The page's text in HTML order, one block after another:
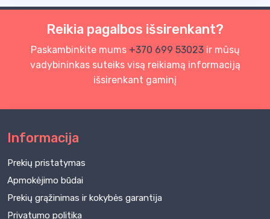
Reikia pagalbos išsirenkant?
Paskambinkite mums +370 699 53023ir mūsų
vadybininkas suteiks visą reikiamą informaciją
išsirenkant gaminį
Informacija
Prekių pristatymas
Apmokėjimo būdai
Prekių grąžinimas ir kokybės garantija
Privatumo politika